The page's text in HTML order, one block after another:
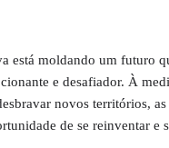
está moldando um futuro
e desafiador. À
novos territórios,
de se reinventar e